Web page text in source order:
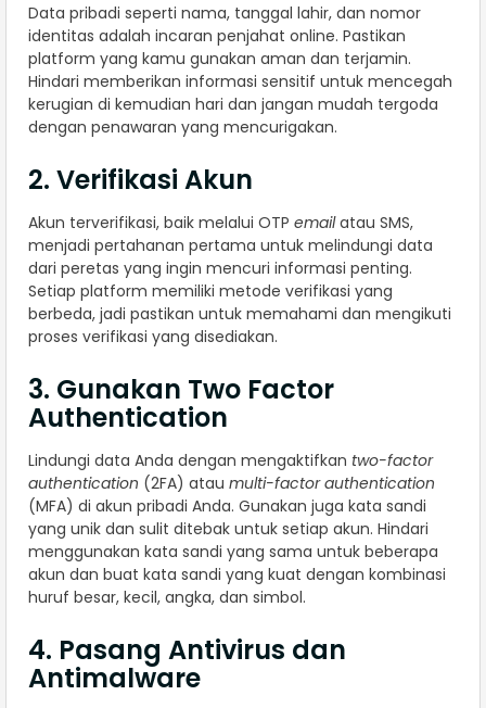
Data pribadi seperti nama, tanggal lahir, dan nomor
identitas adalah incaran penjahat online. Pastikan
platform yang kamu gunakan aman dan terjamin.
Hindari memberikan informasi sensitif untuk mencegah
kerugian di kemudian hari dan jangan mudah tergoda
dengan penawaran yang mencurigakan.
2. Verifikasi Akun
Akun terverifikasi, baik melalui OTP emailatau SMS,
menjadi pertahanan pertama untuk melindungi data
dari peretas yang ingin mencuri informasi penting.
Setiap platform memiliki metode verifikasi yang
berbeda, jadi pastikan untuk memahami dan mengikuti
proses verifikasi yang disediakan.
3. Gunakan Two Factor
Authentication
Lindungi data Anda dengan mengaktifkan two-factor
authentication (2FA) atau multi-factor authentication
(MFA) di akun pribadi Anda. Gunakan juga kata sandi
yang unik dan sulit ditebak untuk setiap akun. Hindari
menggunakan kata sandi yang sama untuk beberapa
akun dan buat kata sandi yang kuat dengan kombinasi
huruf besar, kecil, angka, dan simbol.
4. Pasang Antivirus dan
Antimalware